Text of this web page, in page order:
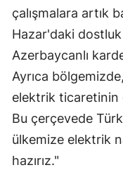
çalışmalara artık
Hazar'daki
Azerbaycanlı
Ayrıca
elektrik ticaretinin
Bu çerçevede
ülkemize elektrik
hazırız."